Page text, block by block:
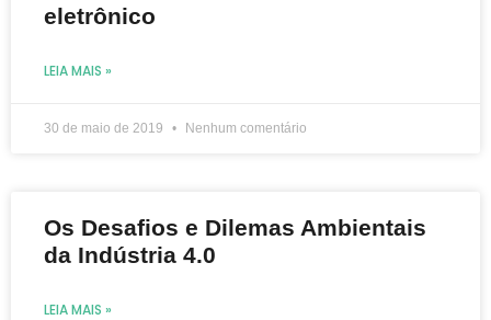
eletrônico
LEIA MAIS »
30 de maio de 2019 Nenhum comentário
Os Desafios e Dilemas Ambientais
da Indústria 4.0
LEIA MAIS »